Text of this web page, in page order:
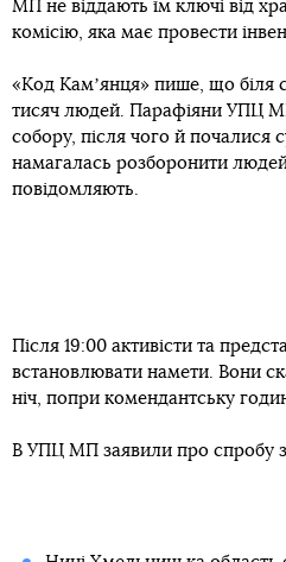
МП не віддають їм ключі від
комісію, яка має провести
«Код Камʼянця» пише, що біля
тисяч людей. Парафіяни УПЦ
собору, після чого й почалися
намагалась розборонити
повідомляють.
Після 19:00 активісти та
встановлювати намети. Вони
ніч, попри комендантську
В УПЦ МП заявили про спробу